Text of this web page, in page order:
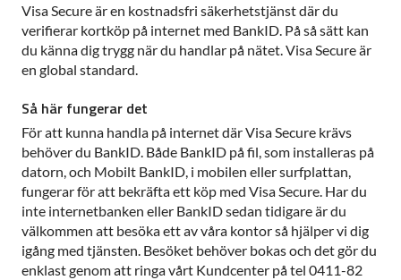
Visa Secure är en kostnadsfri säkerhetstjänst där du
verifierar kortköp på internet med BankID. På så sätt kan
du känna dig trygg när du handlar på nätet. Visa Secure är
en global standard.
Så här fungerar det
För att kunna handla på internet där Visa Secure krävs
behöver du BankID. Både BankID på fil, som installeras på
datorn, och Mobilt BankID, i mobilen eller surfplattan,
fungerar för att bekräfta ett köp med Visa Secure. Har du
inte internetbanken eller BankID sedan tidigare är du
välkommen att besöka ett av våra kontor så hjälper vi dig
igång med tjänsten. Besöket behöver bokas och det gör du
enklast genom att ringa vårt Kundcenter på tel 0411-82